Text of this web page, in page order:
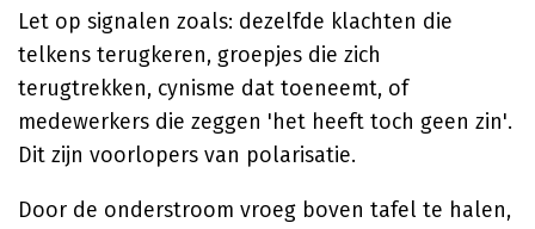
Let op signalen zoals: dezelfde klachten die
telkens terugkeren, groepjes die zich
terugtrekken, cynisme dat toeneemt, of
medewerkers die zeggen 'het heeft toch geen zin'.
Dit zijn voorlopers van polarisatie.
Door de onderstroom vroeg boven tafel te halen,